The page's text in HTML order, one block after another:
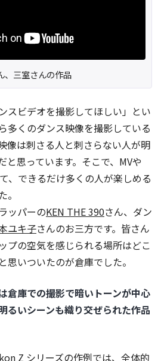
、三室さんの作品
スビデオを撮影してほしい」とい
多くのダンス映像を撮影している
像は刺さる人と刺さらない人が明
と思っています。そこで、MVや
、できるだけ多くの人が楽しめる
ッパーのKEN THE 390さん、ダン
ユキ子さんのお三方です。皆さん
プの空気を感じられる場所はどこ
思いついたのが倉庫でした。
庫での撮影で暗いトーンが中心
るいシーンも織り交ぜられた作品
Z シリーズの作例では、全体的